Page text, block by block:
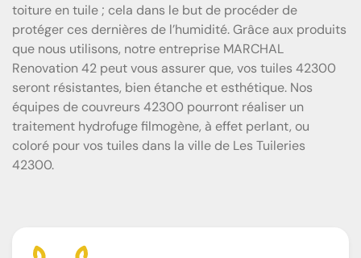
toiture en tuile ; cela dans le but de procéder de
protéger ces dernières de l’humidité. Grâce aux produits
que nous utilisons, notre entreprise MARCHAL
Renovation 42 peut vous assurer que, vos tuiles 42300
seront résistantes, bien étanche et esthétique. Nos
équipes de couvreurs 42300 pourront réaliser un
traitement hydrofuge filmogène, à effet perlant, ou
coloré pour vos tuiles dans la ville de Les Tuileries
42300.